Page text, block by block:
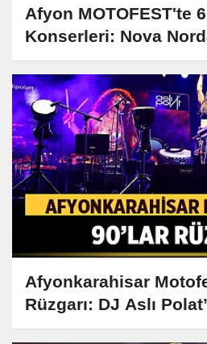
Afyon MOTOFEST'te
Konserleri: Nova
Sahne Alacak!
Afyonkarahisar
Rüzgarı: DJ Aslı
Performans!